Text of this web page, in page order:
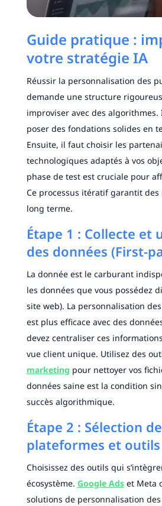
Guide pratique :
votre stratégie IA
Réussir la personnalisation des
demande une structure
improviser avec des algorithmes.
poser des fondations solides en
Ensuite, il faut choisir les
technologiques adaptés à vos
phase de test est cruciale pour
Ce processus itératif garantit
long terme.
Étape 1 : Collecte et
des données (First-
La donnée est le carburant
les données que vous possédez
site web). La personnalisation
est plus efficace avec des
devez centraliser ces
vue client unique. Utilisez des
marketing pour nettoyer vos
données saine est la condition
succès algorithmique.
Étape 2 : Sélection
plateformes et outils
Choisissez des outils qui
écosystème. Google Adset Meta
solutions de personnalisation des